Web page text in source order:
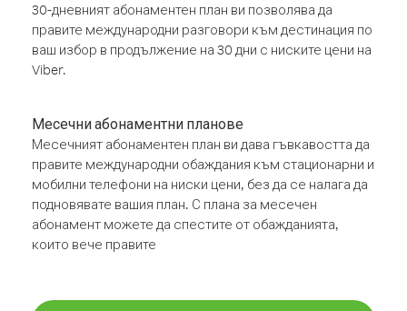
30-дневният абонаментен план ви позволява да
правите международни разговори към дестинация по
ваш избор в продължение на 30 дни с ниските цени на
Viber.
Месечни абонаментни планове
Месечният абонаментен план ви дава гъвкавостта да
правите международни обаждания към стационарни и
мобилни телефони на ниски цени, без да се налага да
подновявате вашия план. С плана за месечен
абонамент можете да спестите от обажданията,
които вече правите